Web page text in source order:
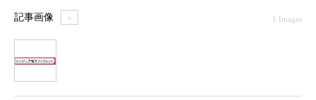
記事画像 ＋ 1 Images